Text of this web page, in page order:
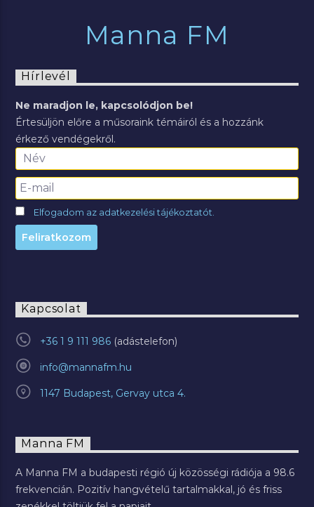
Manna FM
Hírlevél
Ne maradjon le, kapcsolódjon be!
Értesüljön előre a műsoraink témáiról és a hozzánk
érkező vendégekről.
Elfogadom az adatkezelési tájékoztatót.
Kapcsolat
+36 1 9 111 986
info@mannafm.hu
1147 Budapest, Gervay utca 4.
Manna FM
A Manna FM a budapesti régió új közösségi rádiója a 98.6
frekvencián. Pozitív hangvételű tartalmakkal, jó és friss